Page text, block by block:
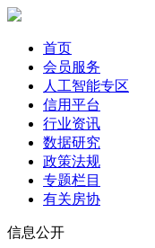
首页
会员服务
人工智能专区
信用平台
行业资讯
数据研究
政策法规
专题栏目
有关房协
信息公开